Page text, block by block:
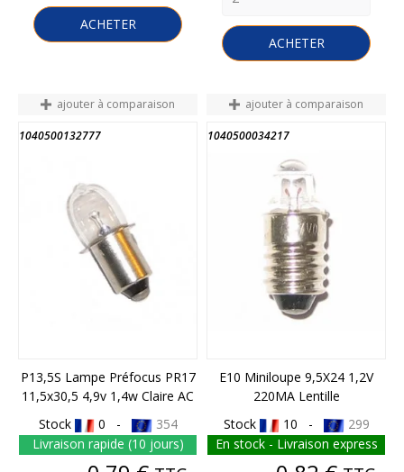
ACHETER
ACHETER
ajouter à comparaison
1040500132777
P13,5S Lampe Préfocus PR17
11,5x30,5 4,9v 1,4w Claire AC
Stock
0 -
354
Livraison rapide (10 jours)
ajouter à comparaison
1040500034217
E10 Miniloupe 9,5X24 1,2V
220MA Lentille
Stock
10 -
299
En stock - Livraison express